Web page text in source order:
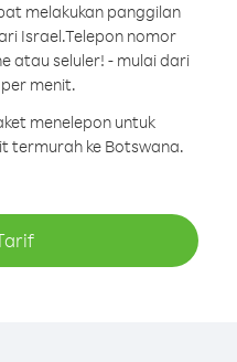
melakukan panggilan
Israel.Telepon nomor
atau seluler! - mulai dari
menit.
menelepon untuk
termurah ke Botswana.